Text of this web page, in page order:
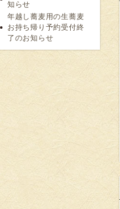
知らせ
年越し蕎麦用の生蕎麦
お持ち帰り予約受付終
了のお知らせ